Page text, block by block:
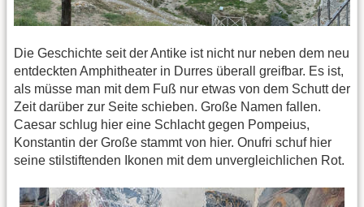
Die Geschichte seit der Antike ist nicht nur neben dem neu
entdeckten Amphitheater in Durres überall greifbar. Es ist,
als müsse man mit dem Fuß nur etwas von dem Schutt der
Zeit darüber zur Seite schieben. Große Namen fallen.
Caesar schlug hier eine Schlacht gegen Pompeius,
Konstantin der Große stammt von hier. Onufri schuf hier
seine stilstiftenden Ikonen mit dem unvergleichlichen Rot.